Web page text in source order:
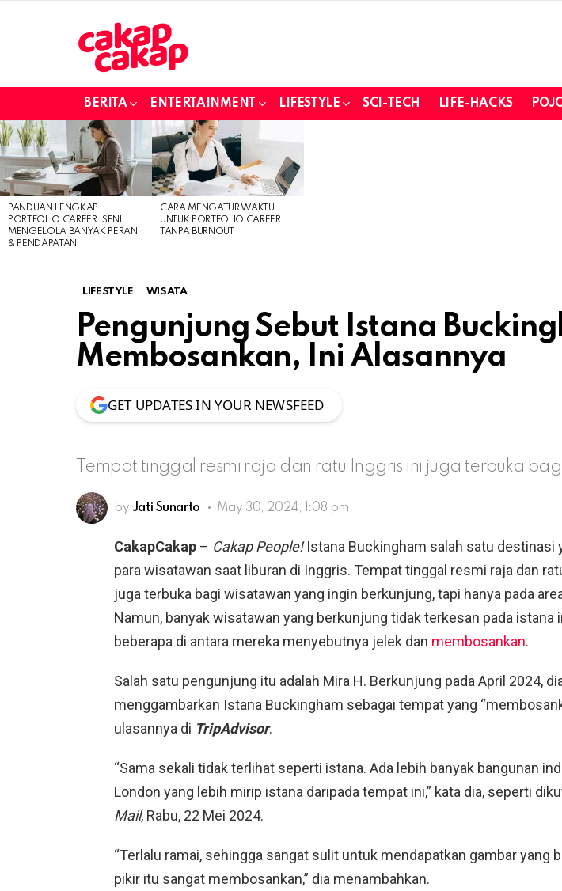
BERITA ENTERTAINMENT LIFESTYLE SCI-TECH LIFE-HACKS
LATEST
STORIES
PANDUAN LENGKAP
PORTFOLIO CAREER: SENI
MENGELOLA BANYAK PERAN
& PENDAPATAN
CARA MENGATUR WAKTU
UNTUK PORTFOLIO CAREER
TANPA BURNOUT
LIFESTYLE WISATA
Pengunjung Sebut Istana
Membosankan, Ini Alasannya
GET UPDATES IN YOUR NEWSFEED
Tempat tinggal resmi raja dan ratu Inggris ini juga terbuka
by Jati Sunarto May 30, 2024, 1:08 pm
CakapCakap – Cakap People!Istana Buckingham salah satu destinasi
para wisatawan saat liburan di Inggris. Tempat tinggal resmi raja dan
juga terbuka bagi wisatawan yang ingin berkunjung, tapi hanya pada
Namun, banyak wisatawan yang berkunjung tidak terkesan pada istana
beberapa di antara mereka menyebutnya jelek dan membosankan.
Salah satu pengunjung itu adalah Mira H. Berkunjung pada April 2024,
menggambarkan Istana Buckingham sebagai tempat yang
ulasannya di TripAdvisor.
“Sama sekali tidak terlihat seperti istana. Ada lebih banyak bangunan
London yang lebih mirip istana daripada tempat ini,” kata dia, seperti
Mail, Rabu, 22 Mei 2024.
“Terlalu ramai, sehingga sangat sulit untuk mendapatkan gambar yang
pikir itu sangat membosankan,” dia menambahkan.